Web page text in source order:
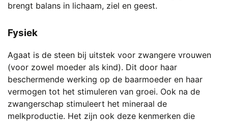
brengt balans in lichaam, ziel en geest.
Fysiek
Agaat is de steen bij uitstek voor zwangere vrouwen
(voor zowel moeder als kind). Dit door haar
beschermende werking op de baarmoeder en haar
vermogen tot het stimuleren van groei. Ook na de
zwangerschap stimuleert het mineraal de
melkproductie. Het zijn ook deze kenmerken die